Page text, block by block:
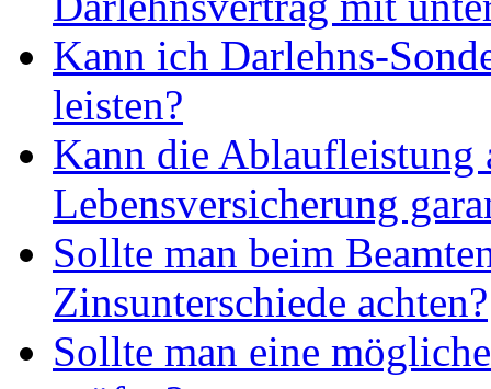
Kann ich Darlehns-
leisten?
Kann die Ablaufleistung
Lebensversicherung
Sollte man beim
Zinsunterschiede achten?
Sollte man eine